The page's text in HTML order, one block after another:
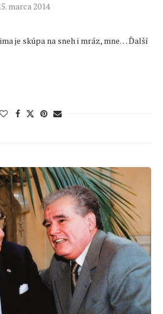
marca 2014
je skúpa na sneh i mráz, mne… Ďalší